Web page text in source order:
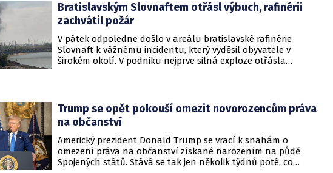
Bratislavským Slovnaftem otřásl výbuch, rafinérii
zachvátil požár
V pátek odpoledne došlo v areálu bratislavské rafinérie
Slovnaft k vážnému incidentu, který vyděsil obyvatele v
širokém okolí. V podniku nejprve silná exploze otřásla
Trump se opět pokouší omezit novorozencům práva
na občanství
Americký prezident Donald Trump se vrací k snahám o
omezení práva na občanství získané narozením na půdě
Spojených států. Stává se tak jen několik týdnů poté, co